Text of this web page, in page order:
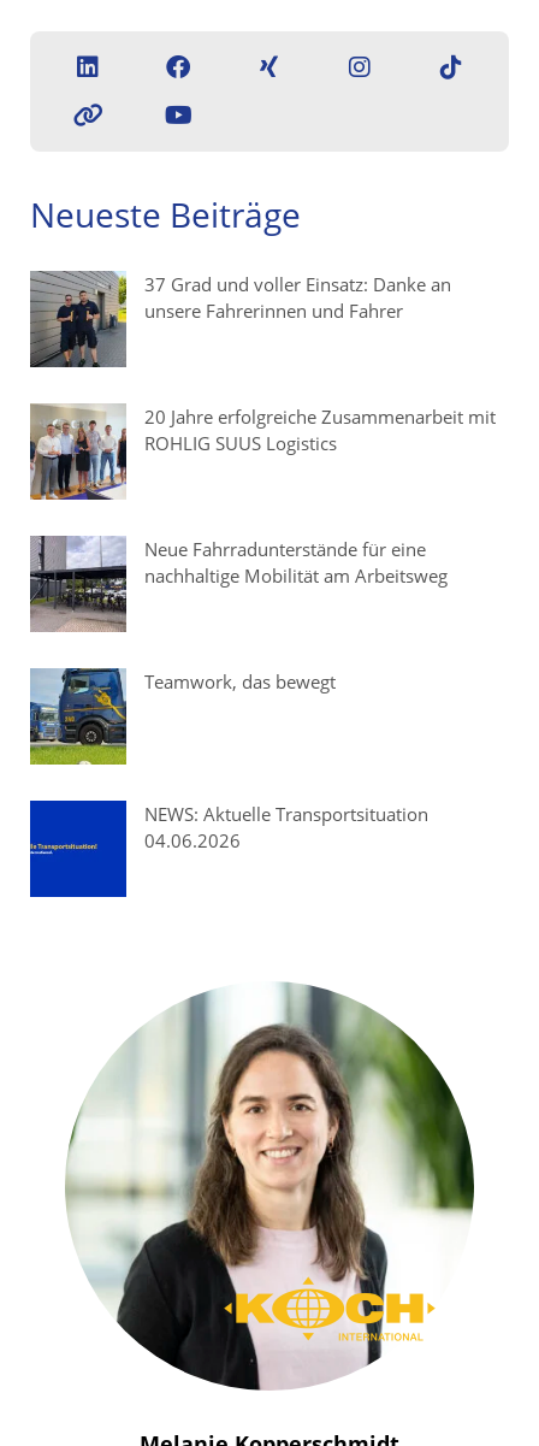
Neueste Beiträge
37 Grad und voller Einsatz: Danke an
unsere Fahrerinnen und Fahrer
20 Jahre erfolgreiche Zusammenarbeit mit
ROHLIG SUUS Logistics
Neue Fahrradunterstände für eine
nachhaltige Mobilität am Arbeitsweg
Teamwork, das bewegt
NEWS: Aktuelle Transportsituation
04.06.2026